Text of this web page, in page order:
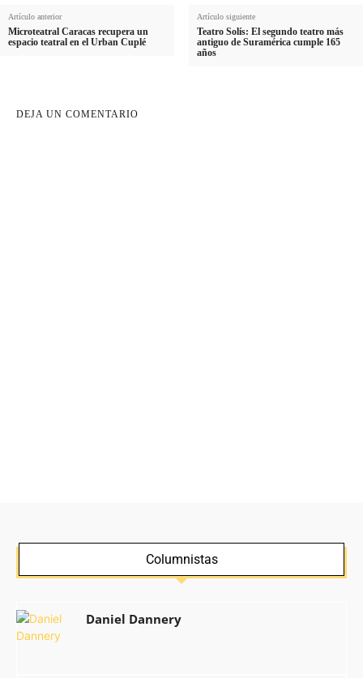
Artículo anterior
Microteatral Caracas recupera un
espacio teatral en el Urban Cuplé
Artículo siguiente
Teatro Solís: El segundo teatro más
antiguo de Suramérica cumple 165
años
DEJA UN COMENTARIO
Columnistas
Daniel Dannery